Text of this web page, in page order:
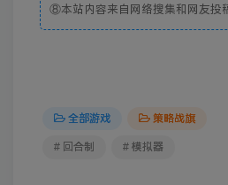
⑧本站内容来自网络搜集和网友投
全部游戏 策略战旗
# 回合制 # 模拟器